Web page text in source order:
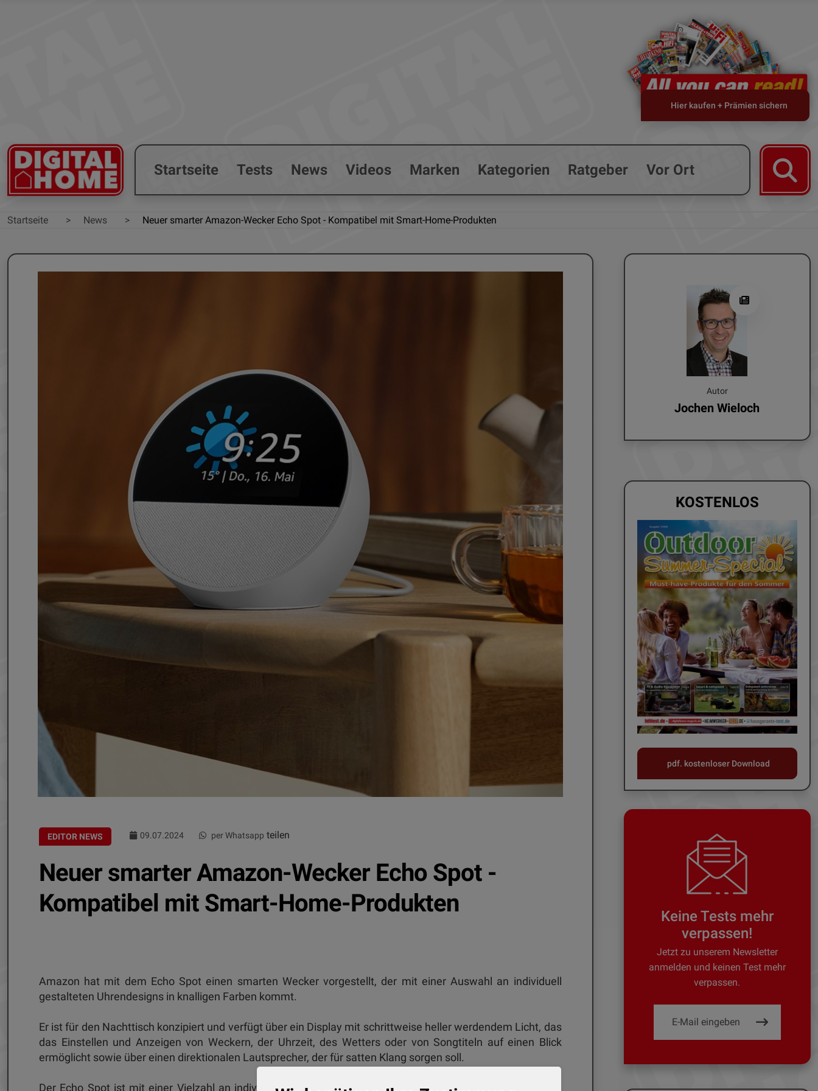
Hier kaufen + Prämien sichern
Startseite Tests News Videos Marken Kategorien Ratgeber Vor Ort
Startseite News Neuer smarter Amazon-Wecker Echo Spot - Kompatibel mit Smart-Home-Produkten
EDITOR NEWS 09.07.2024 per Whatsapp teilen
Neuer smarter Amazon-Wecker Echo Spot -
Kompatibel mit Smart-Home-Produkten
Amazon hat mit dem Echo Spot einen smarten Wecker vorgestellt, der mit einer Auswahl an individuell
gestalteten Uhrendesigns in knalligen Farben kommt.
Er ist für den Nachttisch konzipiert und verfügt über ein Display mit schrittweise heller werdendem Licht, das
das Einstellen und Anzeigen von Weckern, der Uhrzeit, des Wetters oder von Songtiteln auf einen Blick
ermöglicht sowie über einen direktionalen Lautsprecher, der für satten Klang sorgen soll.
Der Echo Spot ist mit einer Vielzahl an individuell gestalteten Uhrendesigns, neuen visuellen Animationen
Autor
Jochen Wieloch
KOSTENLOS
pdf. kostenloser Download
Keine Tests mehr
verpassen!
Jetzt zu unserem Newsletter
anmelden und keinen Test mehr
verpassen.